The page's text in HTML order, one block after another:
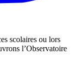
scolaires ou lors
l’Observatoire